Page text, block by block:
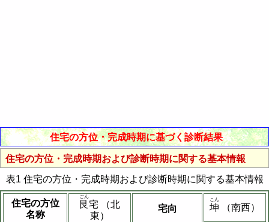
住宅の方位・完成時期に基づく診断結果
住宅の方位・完成時期および診断時期に関する基本情報
表1 住宅の方位・完成時期および診断時期に関する基本情報
住宅の方位
名称
艮
ごん
宅 （北
東）
宅向 坤
こん
（南西）